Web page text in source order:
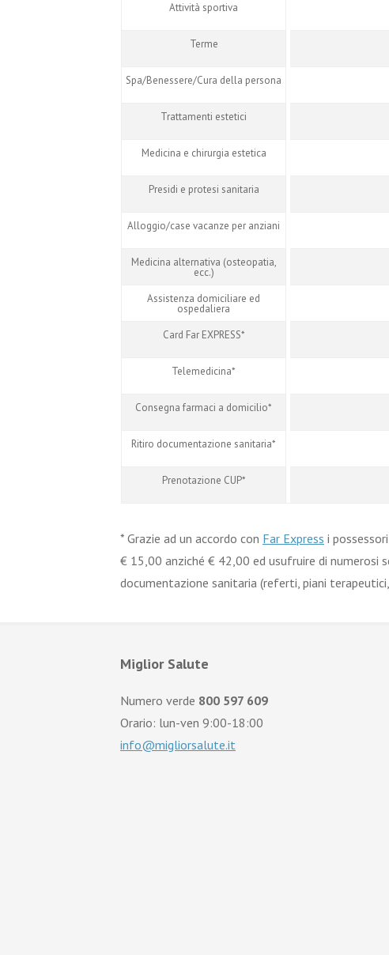
Attività sportiva
Terme
Spa/Benessere/Cura della persona
Trattamenti estetici
Medicina e chirurgia estetica
Presidi e protesi sanitaria
Alloggio/case vacanze per anziani
Medicina alternativa (osteopatia,
ecc.)
Assistenza domiciliare ed
ospedaliera
Card Far EXPRESS*
Telemedicina*
Consegna farmaci a domicilio*
Ritiro documentazione sanitaria*
Prenotazione CUP*
* Grazie ad un accordo con Far Express i
€ 15,00 anziché € 42,00 ed usufruire di numerosi
documentazione sanitaria (referti, piani
Miglior Salute
Numero verde 800 597 609
Orario: lun-ven 9:00-18:00
info@migliorsalute.it